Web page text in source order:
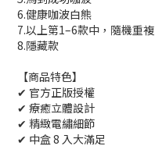
6.健康咖波白熊
7.以上第1–6款中，隨機重
8.隱藏款
【商品特色】
✔ 官方正版授權
✔ 療癒立體設計
✔ 精緻電繡細節
✔ 中盒 8 入大滿足